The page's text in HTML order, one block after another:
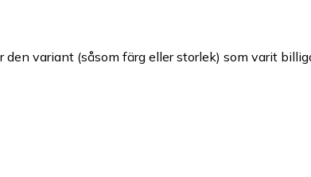
den variant (såsom färg eller storlek) som varit